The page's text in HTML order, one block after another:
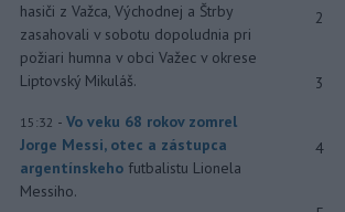
hasiči z Važca, Východnej a Štrby
zasahovali v sobotu dopoludnia pri
požiari humna v obci Važec v okrese
Liptovský Mikuláš.
15:32 - Vo veku 68 rokov zomrel
Jorge Messi, otec a zástupca
argentínskeho futbalistu Lionela
Messiho.
2
3
4